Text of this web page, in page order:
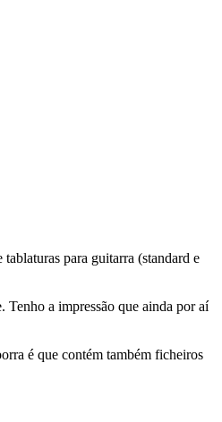
para guitarra (standard e
Tenho a impressão que ainda por aí
é que contém também ficheiros